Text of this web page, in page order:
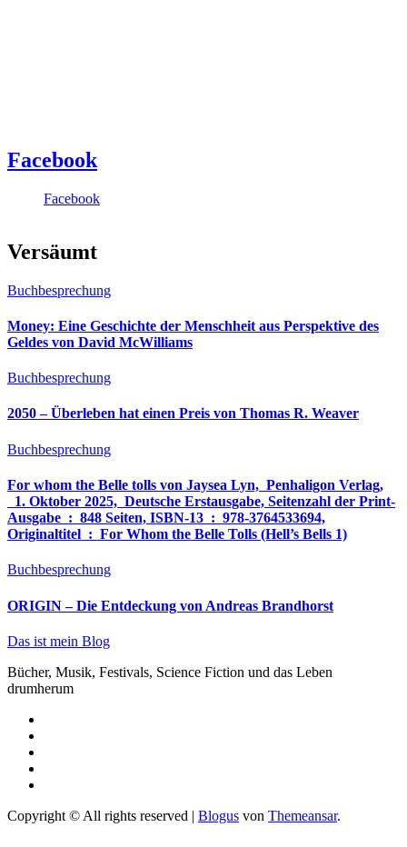
Facebook
Facebook
Versäumt
Buchbesprechung
Money: Eine Geschichte der Menschheit aus Perspektive des
Geldes von David McWilliams
Buchbesprechung
2050 – Überleben hat einen Preis von Thomas R. Weaver
Buchbesprechung
For whom the Belle tolls von Jaysea Lyn, ‎ Penhaligon Verlag,
‎ 1. Oktober 2025, ‎ Deutsche Erstausgabe, Seitenzahl der Print-
Ausgabe ‏ : ‎ 848 Seiten, ISBN-13 ‏ : ‎ 978-3764533694,
Originaltitel ‏ : ‎ For Whom the Belle Tolls (Hell’s Bells 1)
Buchbesprechung
ORIGIN – Die Entdeckung von Andreas Brandhorst
Das ist mein Blog
Bücher, Musik, Festivals, Science Fiction und das Leben
drumherum
Copyright © All rights reserved | Blogus von Themeansar.